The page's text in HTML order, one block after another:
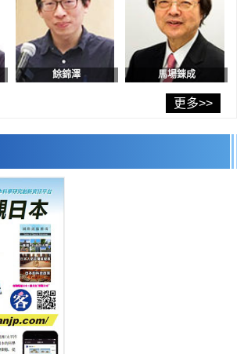
手法開發出可穩定工作至300℃的介電材料，已驗
機等高溫環境下工作
比一年內翻倍，但與中美德仍有較大差距
震緊急對策：目標為死亡人數至少減半，重點強
過往並抑制反應的機制，闡明即便DNA相同反應
疫苗B440單藥給藥的安全性，在轉移性尿路上皮
科學技術與創新白皮書》，解讀第七期基本計畫
胞死亡的新型信使物質
心跨器官揭示衰老過程中的糖鏈變化
餘錦澤 馬場錬成
瀧川 進
更多>>